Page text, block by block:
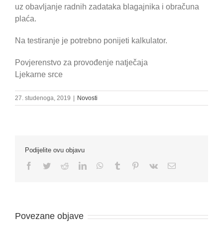
uz obavljanje radnih zadataka blagajnika i obračuna
plaća.
Na testiranje je potrebno ponijeti kalkulator.
Povjerenstvo za provođenje natječaja
Ljekarne srce
27. studenoga, 2019 Novosti
Podijelite ovu objavu
Facebook
TwitterRedditLinkedInWhatsApp
Tumblr Pinterest
Vk Email:
Povezane objave